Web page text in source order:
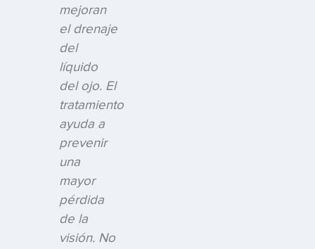
mejoran
el drenaje
del
líquido
del ojo. El
tratamiento
ayuda a
prevenir
una
mayor
pérdida
de la
visión. No